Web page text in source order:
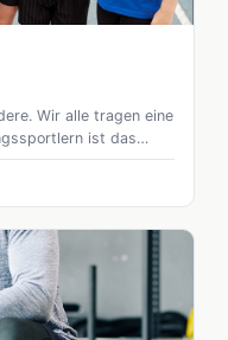
Wir alle tragen eine
ist das
oft unbewusst eine
wichtiger darauf zu